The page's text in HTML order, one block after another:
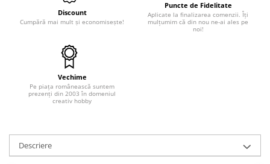
Carton/Hartie efecte speciale
Carton/Hartie Scrapbooking
Carton/Hartie unicolor
Hartie creponata
Hartie dantelata
Hartie matase
Hartie origami
Plicuri
Carton
Discount
Cumpără mai mult și economisește!
Puncte de Fidelitate
Aplicate la finalizarea comenzii. Îți
mulțumim că din nou ne-ai ales pe
noi!
Vechime
Pe piața românească suntem
prezenți din 2003 în domeniul
creativ hobby
Descriere